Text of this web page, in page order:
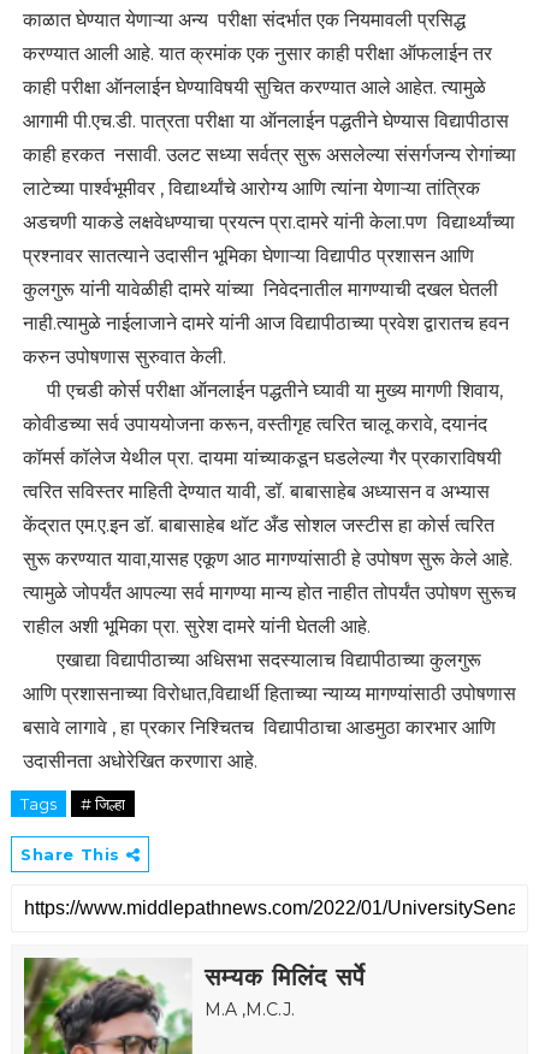
काळात घेण्यात येणाऱ्या अन्य परीक्षा संदर्भात एक नियमावली प्रसिद्ध
करण्यात आली आहे. यात क्रमांक एक नुसार काही परीक्षा ऑफलाईन तर
काही परीक्षा ऑनलाईन घेण्याविषयी सुचित करण्यात आले आहेत. त्यामुळे
आगामी पी.एच.डी. पात्रता परीक्षा या ऑनलाईन पद्धतीने घेण्यास विद्यापीठास
काही हरकत नसावी. उलट सध्या सर्वत्र सुरू असलेल्या संसर्गजन्य रोगांच्या
लाटेच्या पार्श्वभूमीवर , विद्यार्थ्यांचे आरोग्य आणि त्यांना येणाऱ्या तांत्रिक
अडचणी याकडे लक्षवेधण्याचा प्रयत्न प्रा.दामरे यांनी केला.पण विद्यार्थ्यांच्या
प्रश्नावर सातत्याने उदासीन भूमिका घेणाऱ्या विद्यापीठ प्रशासन आणि
कुलगुरू यांनी यावेळीही दामरे यांच्या निवेदनातील मागण्याची दखल घेतली
नाही.त्यामुळे नाईलाजाने दामरे यांनी आज विद्यापीठाच्या प्रवेश द्वारातच हवन
करुन उपोषणास सुरुवात केली.
पी एचडी कोर्स परीक्षा ऑनलाईन पद्धतीने घ्यावी या मुख्य मागणी शिवाय,
कोवीडच्या सर्व उपाययोजना करून, वस्तीगृह त्वरित चालू करावे, दयानंद
कॉमर्स कॉलेज येथील प्रा. दायमा यांच्याकडून घडलेल्या गैर प्रकाराविषयी
त्वरित सविस्तर माहिती देण्यात यावी, डॉ. बाबासाहेब अध्यासन व अभ्यास
केंद्रात एम.ए.इन डॉ. बाबासाहेब थॉट अँड सोशल जस्टीस हा कोर्स त्वरित
सुरू करण्यात यावा,यासह एकूण आठ मागण्यांसाठी हे उपोषण सुरू केले आहे.
त्यामुळे जोपर्यंत आपल्या सर्व मागण्या मान्य होत नाहीत तोपर्यंत उपोषण सुरूच
राहील अशी भूमिका प्रा. सुरेश दामरे यांनी घेतली आहे.
एखाद्या विद्यापीठाच्या अधिसभा सदस्यालाच विद्यापीठाच्या कुलगुरू
आणि प्रशासनाच्या विरोधात,विद्यार्थी हिताच्या न्याय्य मागण्यांसाठी उपोषणास
बसावे लागावे , हा प्रकार निश्चितच विद्यापीठाचा आडमुठा कारभार आणि
उदासीनता अधोरेखित करणारा आहे.
Tags # जिल्हा
Share This
सम्यक मिलिंद सर्पे
M.A ,M.C.J.